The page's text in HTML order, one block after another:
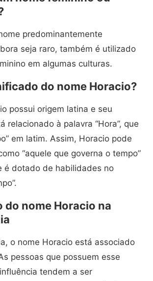
predominantemente
seja raro, também é utilizado
em algumas culturas.
do nome Horacio?
possui origem latina e seu
relacionado à palavra “Hora”, que
em latim. Assim, Horacio pode
“aquele que governa o tempo”
é dotado de habilidades no
do nome Horacio na
o nome Horacio está associado
pessoas que possuem esse
tendem a ser